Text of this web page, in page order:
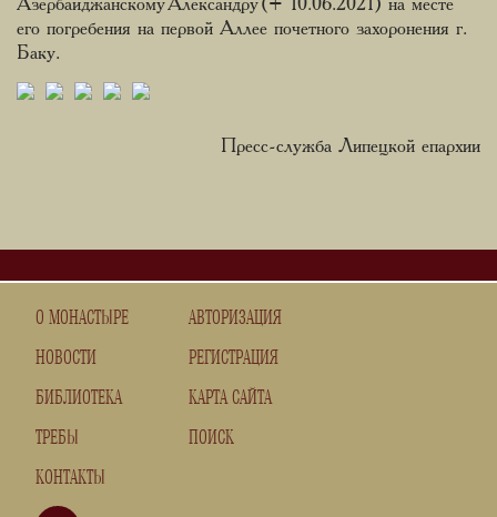
Азербайджанскому Александру (+ 10.06.2021) на месте
его погребения на первой Аллее почетного захоронения г.
Баку.
Пресс-служба Липецкой епархии
О МОНАСТЫРЕ
НОВОСТИ
БИБЛИОТЕКА
ТРЕБЫ
КОНТАКТЫ
АВТОРИЗАЦИЯ
РЕГИСТРАЦИЯ
КАРТА САЙТА
ПОИСК